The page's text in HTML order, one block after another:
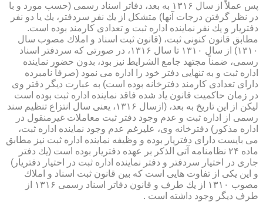
پس عملاً از سال ۱۳۱۶ به بعد، دفاتر اسناد رسمی (حسب مورد و با
در نظر گرفتن درجات آنها) متشكل از یك نفر سردفتر، یك یا دو نفر
دفتریار و یك نفر نماینده اداره ثبت و تعدادی كارمند بوده است.
مطابق قانون كنونی ثبت، (قانون ثبت اسناد و املاك مصوب سال
۱۳۱۰) از سال ۱۳۱۰ تا سال ۱۳۱۶، در صورتی كه سردفتر اسناد
رسمی، ضمناً مجتهد جامع الشرایط نیز بود، بدون حضور نماینده
اداره ثبت و به تنهایی دفتر خود را اداره می نمود (صرفاً نامبرده
دارای تعدادی كارمند دفترخانه بوده است) به عبارت دیگر دفتر وی
در زمان حاكمیت قانون یاد شده فاقد نماینده اداره ثبت بوده است
لیكن از این تاریخ به بعد، (ازسال ۱۳۱۶، یعنی سال انتزاع تنظیم سند
رسمی از اداره ثبت و عدم وجود دفتر ثبت معاملات غیرمنقول در
اداره مذكور) دفترخانه وی، علیرغم عدم وجود نماینده اداره ثبت،
می بایست دارای دفتریار بوده و وظیفه نماینده اداره ثبت نیز مطابق
ماده ۲۴ نظامنامه آتی الذكر بر عهده دفتریار بوده است (یك دفتر
جاری در اختیار سردفتر و دفتر نماینده اداره ثبت در اختیار دفتریار)
و این یكی از تفاوت هایی است كه بین قانون ثبت اسناد و املاك
مصوب ۱۳۱۰ از یك طرف و قانون دفاتر اسناد رسمی ۱۳۱۶ از
طرف دیگر وجود داشته است .